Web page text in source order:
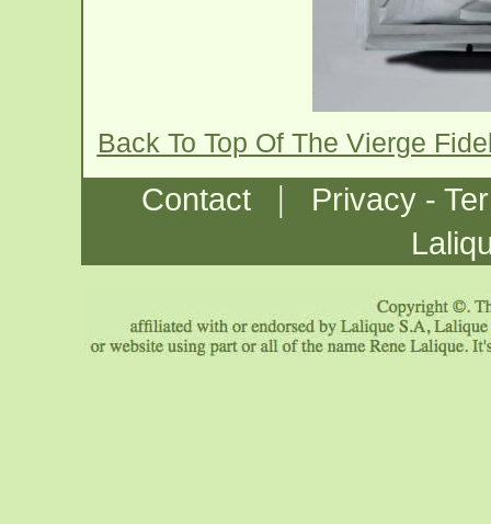
Back To Top Of The Vierge
Contact |
Privacy -